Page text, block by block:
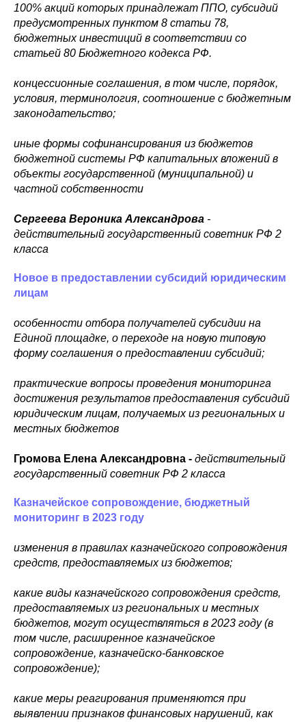
100% акций которых принадлежат ППО, субсидий
предусмотренных пунктом 8 статьи 78,
бюджетных инвестиций в соответствии со
статьей 80 Бюджетного кодекса РФ.
концессионные соглашения, в том числе, порядок,
условия, терминология, соотношение с бюджетным
законодательство;
иные формы софинансирования из бюджетов
бюджетной системы РФ капитальных вложений в
объекты государственной (муниципальной) и
частной собственности
Сергеева Вероника Александрова -
действительный государственный советник РФ 2
класса
Новое в предоставлении субсидий юридическим
лицам
особенности отбора получателей субсидии на
Единой площадке, о переходе на новую типовую
форму соглашения о предоставлении субсидий;
практические вопросы проведения мониторинга
достижения результатов предоставления субсидий
юридическим лицам, получаемых из региональных и
местных бюджетов
Громова Елена Александровна - действительный
государственный советник РФ 2 класса
Казначейское сопровождение, бюджетный
мониторинг в 2023 году
изменения в правилах казначейского сопровождения
средств, предоставляемых из бюджетов;
какие виды казначейского сопровождения средств,
предоставляемых из региональных и местных
бюджетов, могут осуществляться в 2023 году (в
том числе, расширенное казначейское
сопровождение, казначейско-банковское
сопровождение);
какие меры реагирования применяются при
выявлении признаков финансовых нарушений, как